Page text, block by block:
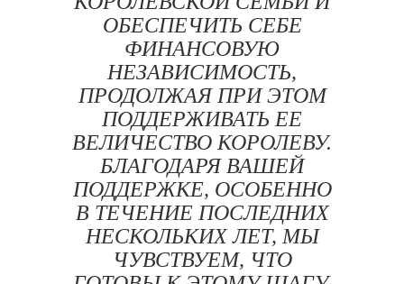
ОБЕСПЕЧИТЬ СЕБЕ
ФИНАНСОВУЮ
НЕЗАВИСИМОСТЬ,
ПРОДОЛЖАЯ ПРИ ЭТОМ
ПОДДЕРЖИВАТЬ ЕЕ
ВЕЛИЧЕСТВО КОРОЛЕВУ.
БЛАГОДАРЯ ВАШЕЙ
ПОДДЕРЖКЕ, ОСОБЕННО
В ТЕЧЕНИЕ ПОСЛЕДНИХ
НЕСКОЛЬКИХ ЛЕТ, МЫ
ЧУВСТВУЕМ, ЧТО